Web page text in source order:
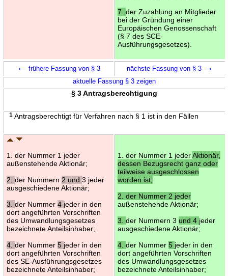
7. der Zuzahlung an Mitglieder
bei der Gründung einer
Europäischen Genossenschaft
(§ 7 des SCE-
Ausführungsgesetzes).
← frühere Fassung von § 3 nächste Fassung von § 3 →
aktuelle Fassung § 3 zeigen
§ 3 Antragsberechtigung
1Antragsberechtigt für Verfahren nach § 1 ist in den Fällen
1. der Nummer 1 jeder
außenstehende Aktionär;
2. der Nummern 2 und 3 jeder
ausgeschiedene Aktionär;
3. der Nummer 4 jeder in den
dort angeführten Vorschriften
des Umwandlungsgesetzes
bezeichnete Anteilsinhaber;
4. der Nummer 5 jeder in den
dort angeführten Vorschriften
des SE-Ausführungsgesetzes
bezeichnete Anteilsinhaber;
1. der Nummer 1 jederAktionär,
dessen Bezugsrecht ganz oder
teilweise ausgeschlossen
worden ist;
2. der Nummer 2 jeder
außenstehende Aktionär;
3. der Nummern 3 und 4 jeder
ausgeschiedene Aktionär;
4. der Nummer 5 jeder in den
dort angeführten Vorschriften
des Umwandlungsgesetzes
bezeichnete Anteilsinhaber;